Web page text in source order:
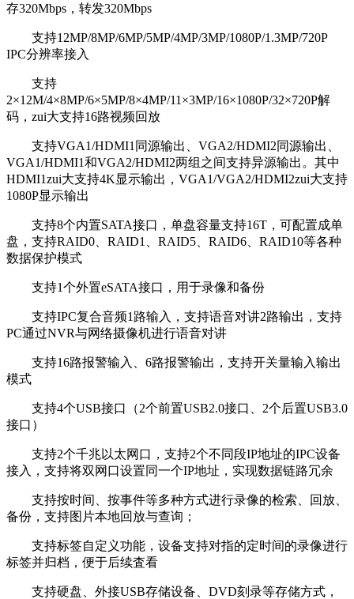
存320Mbps，转发320Mbps
支持12MP/8MP/6MP/5MP/4MP/3MP/1080P/1.3MP/720P
IPC分辨率接入
支持
2×12M/4×8MP/6×5MP/8×4MP/11×3MP/16×1080P/32×720P解
码，zui大支持16路视频回放
支持VGA1/HDMI1同源输出、VGA2/HDMI2同源输出、
VGA1/HDMI1和VGA2/HDMI2两组之间支持异源输出。其中
HDMI1zui大支持4K显示输出，VGA1/VGA2/HDMI2zui大支持
1080P显示输出
支持8个内置SATA接口，单盘容量支持16T，可配置成单
盘，支持RAID0、RAID1、RAID5、RAID6、RAID10等各种
数据保护模式
支持1个外置eSATA接口，用于录像和备份
支持IPC复合音频1路输入，支持语音对讲2路输出，支持
PC通过NVR与网络摄像机进行语音对讲
支持16路报警输入、6路报警输出，支持开关量输入输出
模式
支持4个USB接口（2个前置USB2.0接口、2个后置USB3.0
接口）
支持2个千兆以太网口，支持2个不同段IP地址的IPC设备
接入，支持将双网口设置同一个IP地址，实现数据链路冗余
支持按时间、按事件等多种方式进行录像的检索、回放、
备份，支持图片本地回放与查询；
支持标签自定义功能，设备支持对指的定时间的录像进行
标签并归档，便于后续査看
支持硬盘、外接USB存储设备、DVD刻录等存储方式，